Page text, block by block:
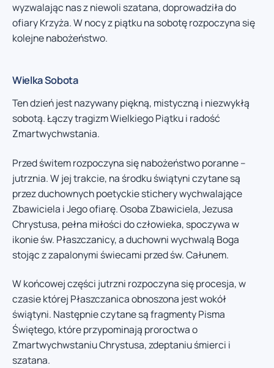
wyzwalając nas z niewoli szatana, doprowadziła do
ofiary Krzyża. W nocy z piątku na sobotę rozpoczyna się
kolejne nabożeństwo.
Wielka Sobota
Ten dzień jest nazywany piękną, mistyczną i niezwykłą
sobotą. Łączy tragizm Wielkiego Piątku i radość
Zmartwychwstania.
Przed świtem rozpoczyna się nabożeństwo poranne –
jutrznia. W jej trakcie, na środku świątyni czytane są
przez duchownych poetyckie stichery wychwalające
Zbawiciela i Jego ofiarę. Osoba Zbawiciela, Jezusa
Chrystusa, pełna miłości do człowieka, spoczywa w
ikonie św. Płaszczanicy, a duchowni wychwalą Boga
stojąc z zapalonymi świecami przed św. Całunem.
W końcowej części jutrzni rozpoczyna się procesja, w
czasie której Płaszczanica obnoszona jest wokół
świątyni. Następnie czytane są fragmenty Pisma
Świętego, które przypominają proroctwa o
Zmartwychwstaniu Chrystusa, zdeptaniu śmierci i
szatana.